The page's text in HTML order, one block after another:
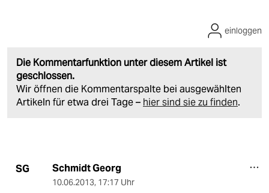
Die Kommentarfunktion unter diesem Artikel ist
geschlossen.
Wir öffnen die Kommentarspalte bei ausgewählten
Artikeln für etwa drei Tage – hier sind sie zu finden.
einloggen
SG Schmidt Georg
10.06.2013, 17:17 Uhr